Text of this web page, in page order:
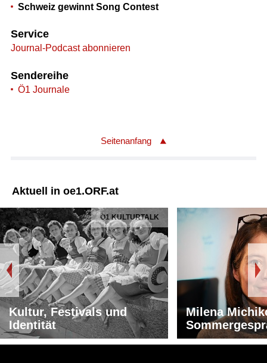
Schweiz gewinnt Song Contest
Service
Journal-Podcast abonnieren
Sendereihe
Ö1 Journale
Seitenanfang
Aktuell in oe1.ORF.at
Ö1 KULTURTALK
Kultur, Festivals und
Identität
Milena